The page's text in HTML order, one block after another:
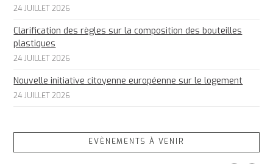
24 JUILLET 2026
Clarification des règles sur la composition des bouteilles
plastiques
24 JUILLET 2026
Nouvelle initiative citoyenne européenne sur le logement
24 JUILLET 2026
EVÈNEMENTS À VENIR